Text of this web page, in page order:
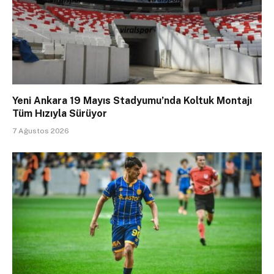
Yeni Ankara 19 Mayıs Stadyumu’nda Koltuk Montajı
Tüm Hızıyla Sürüyor
7 Ağustos 2026